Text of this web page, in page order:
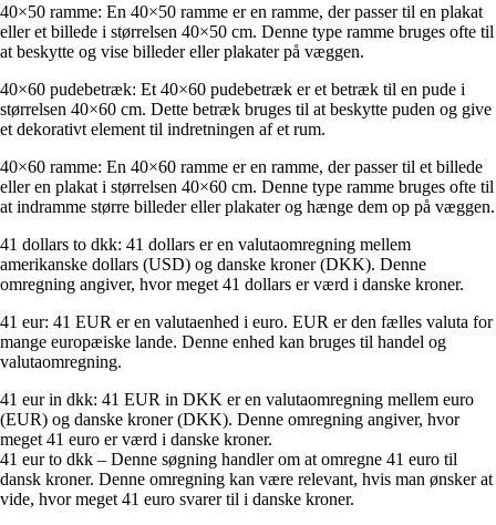
40×50 ramme: En 40×50 ramme er en ramme, der passer til en plakat
eller et billede i størrelsen 40×50 cm. Denne type ramme bruges ofte til
at beskytte og vise billeder eller plakater på væggen.
40×60 pudebetræk: Et 40×60 pudebetræk er et betræk til en pude i
størrelsen 40×60 cm. Dette betræk bruges til at beskytte puden og give
et dekorativt element til indretningen af ​​et rum.
40×60 ramme: En 40×60 ramme er en ramme, der passer til et billede
eller en plakat i størrelsen 40×60 cm. Denne type ramme bruges ofte til
at indramme større billeder eller plakater og hænge dem op på væggen.
41 dollars to dkk: 41 dollars er en valutaomregning mellem
amerikanske dollars (USD) og danske kroner (DKK). Denne
omregning angiver, hvor meget 41 dollars er værd i danske kroner.
41 eur: 41 EUR er en valutaenhed i euro. EUR er den fælles valuta for
mange europæiske lande. Denne enhed kan bruges til handel og
valutaomregning.
41 eur in dkk: 41 EUR in DKK er en valutaomregning mellem euro
(EUR) og danske kroner (DKK). Denne omregning angiver, hvor
meget 41 euro er værd i danske kroner.
41 eur to dkk – Denne søgning handler om at omregne 41 euro til
dansk kroner. Denne omregning kan være relevant, hvis man ønsker at
vide, hvor meget 41 euro svarer til i danske kroner.